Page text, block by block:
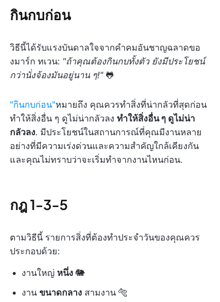
กินกบก่อน
วิธีนี้ได้รับแรงบันดาลใจจากคำคมอันชาญฉลาดขอ
งมาร์ก ทเวน: "ถ้าคุณต้องกินกบทั้งตัว ยังมีประโยชน์
กว่านั่งจ้องมันอยู่นาน ๆ!" 🐸
"กินกบก่อน"หมายถึง คุณควรทำสิ่งที่น่ากลัวที่สุดก่อน
ทำให้สิ่งอื่น ๆ ดูไม่น่ากลัวลง ทำให้สิ่งอื่น ๆ ดูไม่น่า
กลัวลง. มีประโยชน์ในสถานการณ์ที่คุณมีงานหลาย
อย่างที่มีความเร่งด่วนและความสำคัญใกล้เคียงกัน
และคุณไม่ทราบว่าจะเริ่มทำจากงานไหนก่อน.
กฎ 1-3-5
ตามวิธีนี้ รายการสิ่งที่ต้องทำประจำวันของคุณควร
ประกอบด้วย:
งานใหญ่ หนึ่ง 🐘
งาน ขนาดกลาง สามงาน 🐅